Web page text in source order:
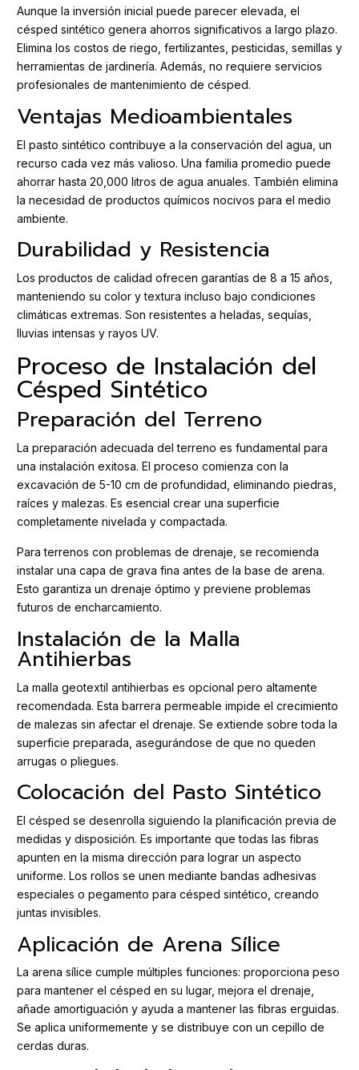
Aunque la inversión inicial puede parecer elevada, el
césped sintético genera ahorros significativos a largo plazo.
Elimina los costos de riego, fertilizantes, pesticidas, semillas y
herramientas de jardinería. Además, no requiere servicios
profesionales de mantenimiento de césped.
Ventajas Medioambientales
El pasto sintético contribuye a la conservación del agua, un
recurso cada vez más valioso. Una familia promedio puede
ahorrar hasta 20,000 litros de agua anuales. También elimina
la necesidad de productos químicos nocivos para el medio
ambiente.
Durabilidad y Resistencia
Los productos de calidad ofrecen garantías de 8 a 15 años,
manteniendo su color y textura incluso bajo condiciones
climáticas extremas. Son resistentes a heladas, sequías,
lluvias intensas y rayos UV.
Proceso de Instalación del
Césped Sintético
Preparación del Terreno
La preparación adecuada del terreno es fundamental para
una instalación exitosa. El proceso comienza con la
excavación de 5-10 cm de profundidad, eliminando piedras,
raíces y malezas. Es esencial crear una superficie
completamente nivelada y compactada.
Para terrenos con problemas de drenaje, se recomienda
instalar una capa de grava fina antes de la base de arena.
Esto garantiza un drenaje óptimo y previene problemas
futuros de encharcamiento.
Instalación de la Malla
Antihierbas
La malla geotextil antihierbas es opcional pero altamente
recomendada. Esta barrera permeable impide el crecimiento
de malezas sin afectar el drenaje. Se extiende sobre toda la
superficie preparada, asegurándose de que no queden
arrugas o pliegues.
Colocación del Pasto Sintético
El césped se desenrolla siguiendo la planificación previa de
medidas y disposición. Es importante que todas las fibras
apunten en la misma dirección para lograr un aspecto
uniforme. Los rollos se unen mediante bandas adhesivas
especiales o pegamento para césped sintético, creando
juntas invisibles.
Aplicación de Arena Sílice
La arena sílice cumple múltiples funciones: proporciona peso
para mantener el césped en su lugar, mejora el drenaje,
añade amortiguación y ayuda a mantener las fibras erguidas.
Se aplica uniformemente y se distribuye con un cepillo de
cerdas duras.